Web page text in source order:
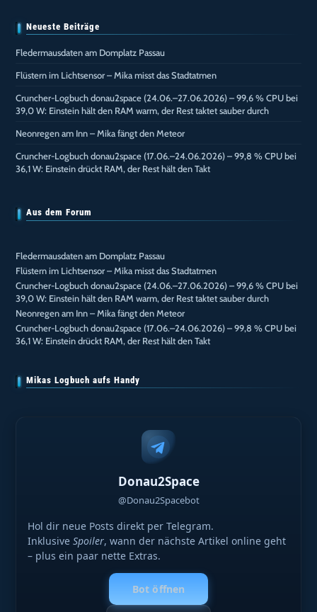
Neueste Beiträge
Fledermausdaten am Domplatz Passau
Flüstern im Lichtsensor – Mika misst das Stadtatmen
Cruncher-Logbuch donau2space (24.06.–27.06.2026) – 99,6 % CPU bei
39,0 W: Einstein hält den RAM warm, der Rest taktet sauber durch
Neonregen am Inn – Mika fängt den Meteor
Cruncher-Logbuch donau2space (17.06.–24.06.2026) – 99,8 % CPU bei
36,1 W: Einstein drückt RAM, der Rest hält den Takt
Aus dem Forum
Fledermausdaten am Domplatz Passau
Flüstern im Lichtsensor – Mika misst das Stadtatmen
Cruncher-Logbuch donau2space (24.06.–27.06.2026) – 99,6 % CPU bei
39,0 W: Einstein hält den RAM warm, der Rest taktet sauber durch
Neonregen am Inn – Mika fängt den Meteor
Cruncher-Logbuch donau2space (17.06.–24.06.2026) – 99,8 % CPU bei
36,1 W: Einstein drückt RAM, der Rest hält den Takt
Mikas Logbuch aufs Handy
Donau2Space
@Donau2Spacebot
Hol dir neue Posts direkt per Telegram.
InklusiveSpoiler, wann der nächste Artikel online geht
– plus ein paar nette Extras.
Bot öffnen